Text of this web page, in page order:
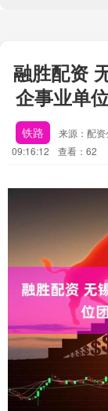
融胜配资
企事业单
铁路 来源：配
09:16:12
查看：62